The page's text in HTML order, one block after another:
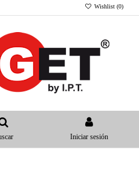
Wishlist (0)
Iniciar sesión